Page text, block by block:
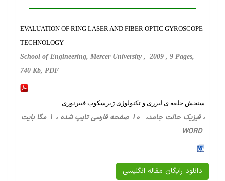
EVALUATION OF RING LASER AND FIBER OPTIC GYROSCOPE
TECHNOLOGY
School of Engineering, Mercer University , 2009 , 9 Pages,
740 Kb, PDF
سنجش حلقه‏ ی لیزری و تکنولوژی ژیرسکوپ فیبرنوری
، فیزیک حالت‌ جامد، 10 صفحه فارسی تایپ شده ، 1 مگا بایت
WORD
دانلود رایگان مقاله انگلیسی